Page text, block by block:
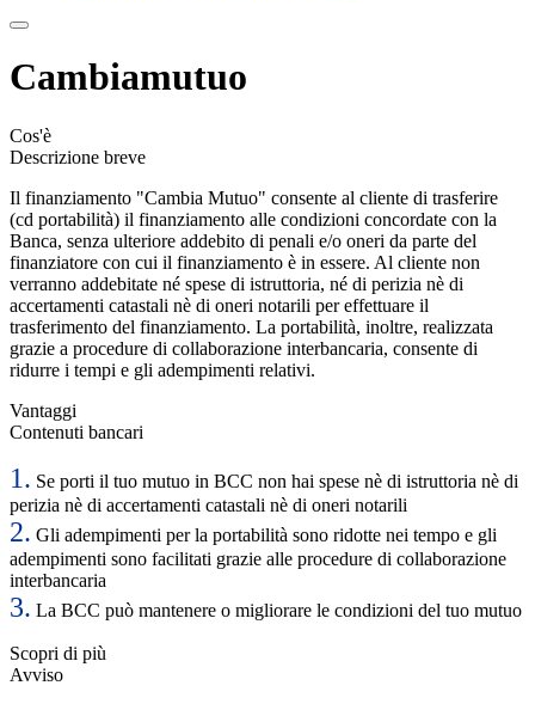
Cambiamutuo
Cos'è
Descrizione breve
Il finanziamento "Cambia Mutuo" consente al cliente di trasferire
(cd portabilità) il finanziamento alle condizioni concordate con la
Banca, senza ulteriore addebito di penali e/o oneri da parte del
finanziatore con cui il finanziamento è in essere. Al cliente non
verranno addebitate né spese di istruttoria, né di perizia nè di
accertamenti catastali nè di oneri notarili per effettuare il
trasferimento del finanziamento. La portabilità, inoltre, realizzata
grazie a procedure di collaborazione interbancaria, consente di
ridurre i tempi e gli adempimenti relativi.
Vantaggi
Contenuti bancari
1. Se porti il tuo mutuo in BCC non hai spese nè di istruttoria nè di
perizia nè di accertamenti catastali nè di oneri notarili
2. Gli adempimenti per la portabilità sono ridotte nei tempo e gli
adempimenti sono facilitati grazie alle procedure di collaborazione
interbancaria
3. La BCC può mantenere o migliorare le condizioni del tuo mutuo
Scopri di più
Avviso